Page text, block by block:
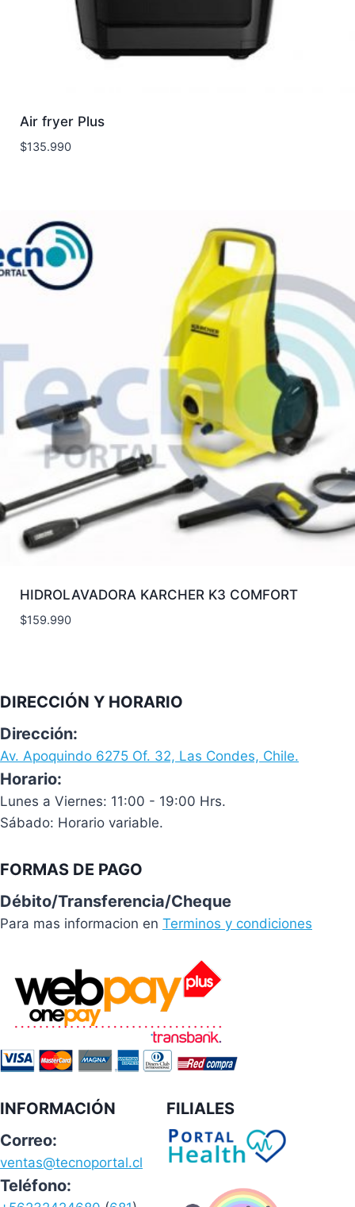
Air fryer Plus
$135.990
HIDROLAVADORA KARCHER K3 COMFORT
$159.990
DIRECCIÓN Y HORARIO
Dirección:
Av. Apoquindo 6275 Of. 32, Las Condes, Chile.
Horario:
Lunes a Viernes: 11:00 - 19:00 Hrs.
Sábado: Horario variable.
FORMAS DE PAGO
Débito/Transferencia/Cheque
Para mas informacion en Terminos y condiciones
INFORMACIÓN
Correo:
ventas@tecnoportal.cl
Teléfono:
FILIALES